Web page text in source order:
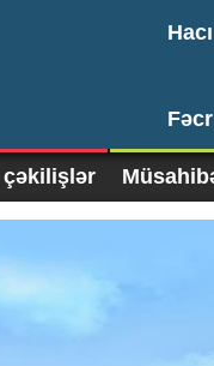
Fəcr
çəkilişlər